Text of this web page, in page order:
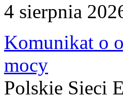
4 sierpnia
Komunikat o
mocy
Polskie Sieci